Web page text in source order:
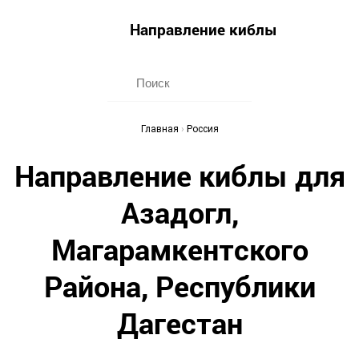
Направление киблы
Главная › Россия
Направление киблы для
Азадогл,
Магарамкентского
Района, Республики
Дагестан